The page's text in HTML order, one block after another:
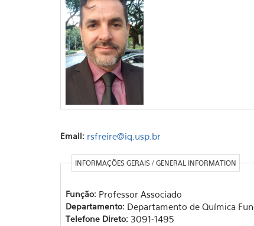
Email: rsfreire@iq.usp.br
INFORMAÇÕES GERAIS / GENERAL INFORMATION
Função: Professor Associado
Departamento: Departamento de Química
Telefone Direto: 3091-1495